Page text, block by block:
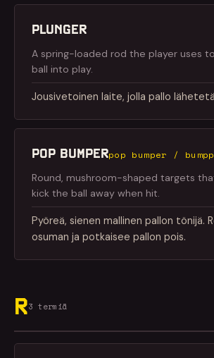
PLUNGER
A spring-loaded rod the player uses
ball into play.
Jousivetoinen laite, jolla pallo
POP BUMPERpop bumper /
Round, mushroom-shaped targets
kick the ball away when hit.
Pyöreä, sienen mallinen pallon tönijä.
osuman ja potkaisee pallon pois.
R3 termiä